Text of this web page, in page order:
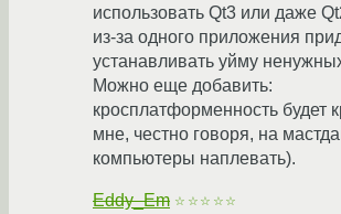
использовать Qt3 или даже
из-за одного приложения
устанавливать уйму
Можно еще добавить:
кросплатформенность будет
мне, честно говоря, на
компьютеры наплевать).
Eddy_Em ☆☆☆☆☆